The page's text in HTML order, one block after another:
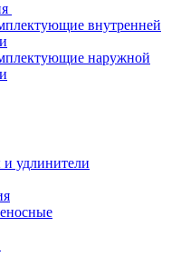
внутренней
наружной
удлинители